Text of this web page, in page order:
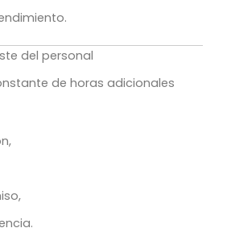
del personal
de horas adicionales